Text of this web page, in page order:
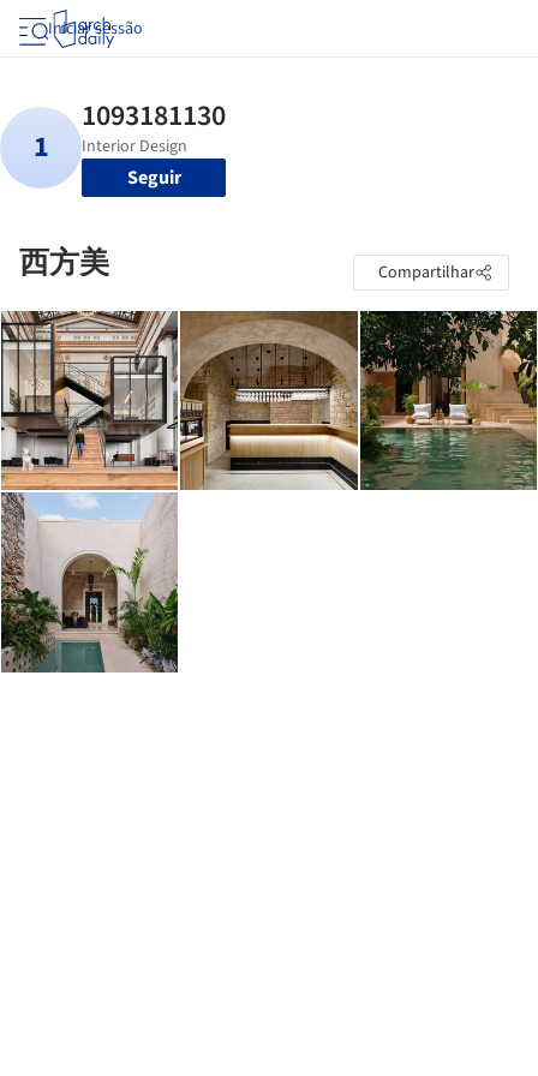
Iniciar sessão
Seguir
西方美 Compartilhar